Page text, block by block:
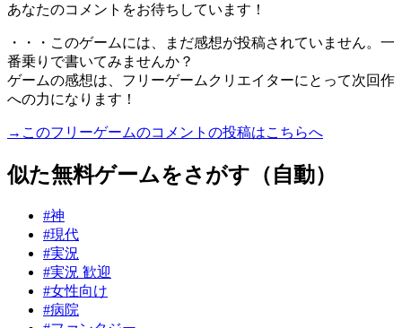
あなたのコメントをお待ちしています！
・・・このゲームには、まだ感想が投稿されていません。一
番乗りで書いてみませんか？
ゲームの感想は、フリーゲームクリエイターにとって次回作
への力になります！
→このフリーゲームのコメントの投稿はこちらへ
似た無料ゲームをさがす（自動）
#神
#現代
#実況
#実況 歓迎
#女性向け
#病院